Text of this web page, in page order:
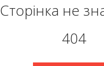
Сторінка не
404